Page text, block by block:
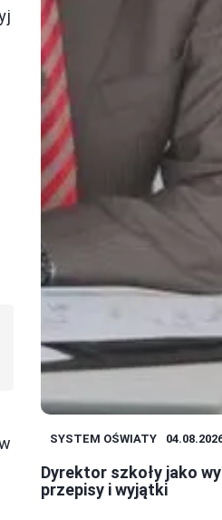
SYSTEM OŚWIATY
Dyrektor szkoły jako
przepisy i wyjątki